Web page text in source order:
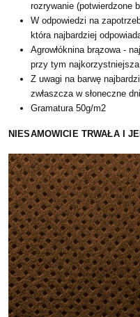
rozrywanie (potwierdzone
W odpowiedzi na
która najbardziej
Agrowłóknina brązowa -
przy tym
Z uwagi na barwę
zwłaszcza w słoneczne
Gramatura 50g/m2
NIESAMOWICIE TRWAŁA I